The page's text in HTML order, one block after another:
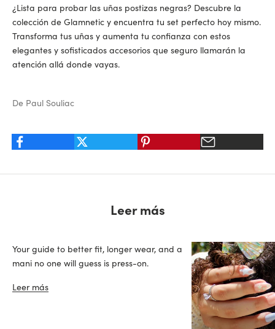
¿Lista para probar las uñas postizas negras? Descubre la
colección de Glamnetic y encuentra tu set perfecto hoy mismo.
Transforma tus uñas y aumenta tu confianza con estos
elegantes y sofisticados accesorios que seguro llamarán la
atención allá donde vayas.
De Paul Souliac
Leer más
Your guide to better fit, longer wear, and a
mani no one will guess is press-on.
Leer más